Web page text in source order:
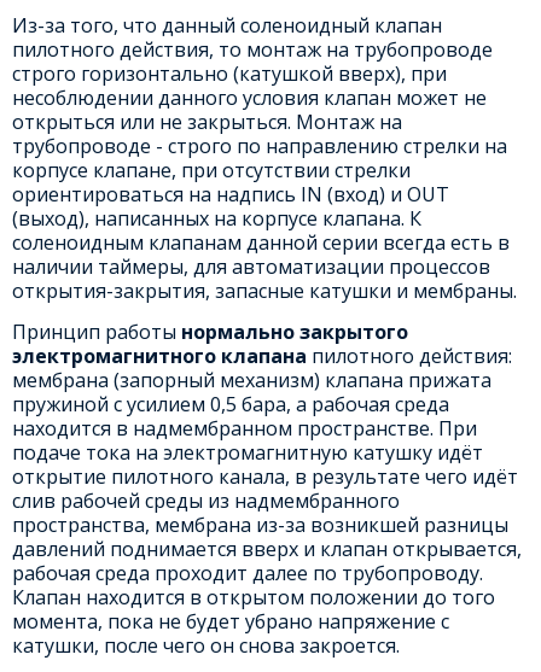
Из-за того, что данный соленоидный клапан
пилотного действия, то монтаж на трубопроводе
строго горизонтально (катушкой вверх), при
несоблюдении данного условия клапан может не
открыться или не закрыться. Монтаж на
трубопроводе - строго по направлению стрелки на
корпусе клапане, при отсутствии стрелки
ориентироваться на надпись IN (вход) и OUT
(выход), написанных на корпусе клапана. К
соленоидным клапанам данной серии всегда есть в
наличии таймеры, для автоматизации процессов
открытия-закрытия, запасные катушки и мембраны.
Принцип работы нормально закрытого
электромагнитного клапана пилотного действия:
мембрана (запорный механизм) клапана прижата
пружиной с усилием 0,5 бара, а рабочая среда
находится в надмембранном пространстве. При
подаче тока на электромагнитную катушку идёт
открытие пилотного канала, в результате чего идёт
слив рабочей среды из надмембранного
пространства, мембрана из-за возникшей разницы
давлений поднимается вверх и клапан открывается,
рабочая среда проходит далее по трубопроводу.
Клапан находится в открытом положении до того
момента, пока не будет убрано напряжение с
катушки, после чего он снова закроется.